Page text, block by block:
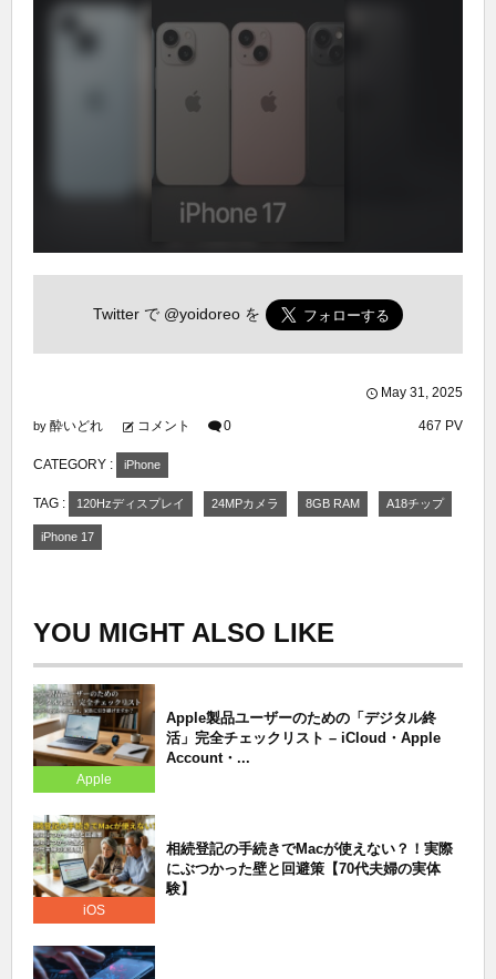
Twitter で @yoidoreo を
May 31, 2025
by 酔いどれ コメント 0 467 PV
CATEGORY : iPhone
TAG : 120Hzディスプレイ 24MPカメラ 8GB RAM A18チップ
iPhone 17
YOU MIGHT ALSO LIKE
Apple
Apple製品ユーザーのための「デジタル終
活」完全チェックリスト – iCloud・Apple
Account・...
iOS
相続登記の手続きでMacが使えない？！実際
にぶつかった壁と回避策【70代夫婦の実体
験】